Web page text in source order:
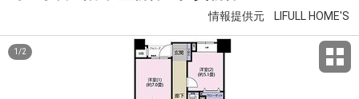
情報提供元 LIFULL HOME'S
1 /2